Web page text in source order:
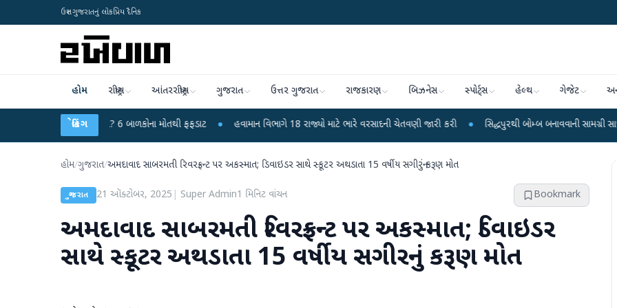
ઉત્તર ગુજરાતનું લોકપ્રિય દૈનિક
હોમ રાષ્ટ્રીય આંતરરાષ્ટ્રીય ગુજરાત ઉત્તર ગુજરાત રાજકારણ બિઝનેસ સ્પોર્ટ્સ હેલ્થ ગેજેટ
બ્રેકિંગ
કે ચાંદીપુરા? 6 બાળકોના મોતથી ફફડાટ ● હવામાન વિભાગે 18 રાજ્યો માટે ભારે વરસાદની ચેતવણી જારી કરી ● સિદ્ધપુરથી બોમ્બ બનાવવાની સામગ્રી સાથે જૈશના 5
હોમ/ગુજરાત/અમદાવાદ સાબરમતી રિવરફ્રન્ટ પર અકસ્માત; ડિવાઇડર સાથે સ્કૂટર અથડાતા 15 વર્ષીય સગીરનું કરૂણ મોત
ગુજરાત 21 ઑક્ટોબર, 2025 Super Admin1 મિનિટ વાંચન Bookmark
અમદાવાદ સાબરમતી રિવરફ્રન્ટ પર અકસ્માત; ડિવાઇડર
સાથે સ્કૂટર અથડાતા 15 વર્ષીય સગીરનું કરૂણ મોત